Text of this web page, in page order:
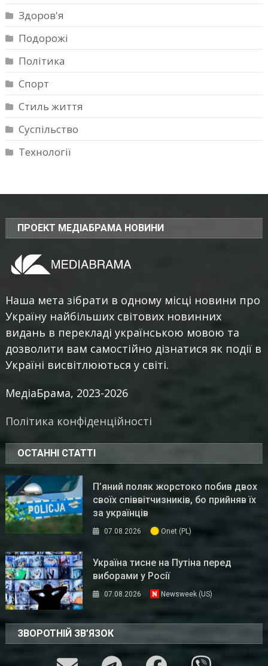
Здоров'я
Подорожі
Політика
Спорт
Стиль життя
Суспільство
Технології
ПРОЕКТ МЕДІАБРАМА НОВИНИ
Наша мета зібрати в одному місці новини про
Україну найбільших світових новинних
видань в перекладі українською мовою та
дозволити вам самостійно дізнатися як події в
Україні висвітлюються у світі.
МедіаБрама, 2023-2026
Політика конфіденційності
ОСТАННІ СТАТТІ
П’яний поляк жорстоко побив двох
своїх співвітчизників, бо прийняв їх
за українців
07.08.2026 Onet (PL)
Україна тисне на Путіна перед
виборами у Росії
07.08.2026 Newsweek (US)
ЗВОРОТНІЙ ЗВ’ЯЗОК